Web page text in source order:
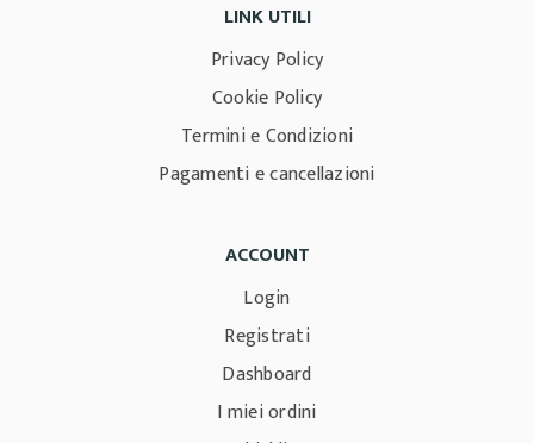
LINK UTILI
Privacy Policy
Cookie Policy
Termini e Condizioni
Pagamenti e cancellazioni
ACCOUNT
Login
Registrati
Dashboard
I miei ordini